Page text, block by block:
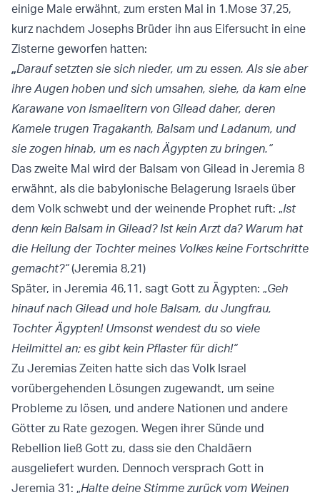
einige Male erwähnt, zum ersten Mal in 1.Mose 37,25,
kurz nachdem Josephs Brüder ihn aus Eifersucht in eine
Zisterne geworfen hatten:
„Darauf setzten sie sich nieder, um zu essen. Als sie aber
ihre Augen hoben und sich umsahen, siehe, da kam eine
Karawane von Ismaelitern von Gilead daher, deren
Kamele trugen Tragakanth, Balsam und Ladanum, und
sie zogen hinab, um es nach Ägypten zu bringen.“
Das zweite Mal wird der Balsam von Gilead in Jeremia 8
erwähnt, als die babylonische Belagerung Israels über
dem Volk schwebt und der weinende Prophet ruft: „Ist
denn kein Balsam in Gilead? Ist kein Arzt da? Warum hat
die Heilung der Tochter meines Volkes keine Fortschritte
gemacht?“(Jeremia 8,21)
Später, in Jeremia 46,11, sagt Gott zu Ägypten: „Geh
hinauf nach Gilead und hole Balsam, du Jungfrau,
Tochter Ägypten! Umsonst wendest du so viele
Heilmittel an; es gibt kein Pflaster für dich!“
Zu Jeremias Zeiten hatte sich das Volk Israel
vorübergehenden Lösungen zugewandt, um seine
Probleme zu lösen, und andere Nationen und andere
Götter zu Rate gezogen. Wegen ihrer Sünde und
Rebellion ließ Gott zu, dass sie den Chaldäern
ausgeliefert wurden. Dennoch versprach Gott in
Jeremia 31: „Halte deine Stimme zurück vom Weinen